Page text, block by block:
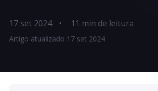
17 set 2024 •
Artigo atualizado 17 set 2024